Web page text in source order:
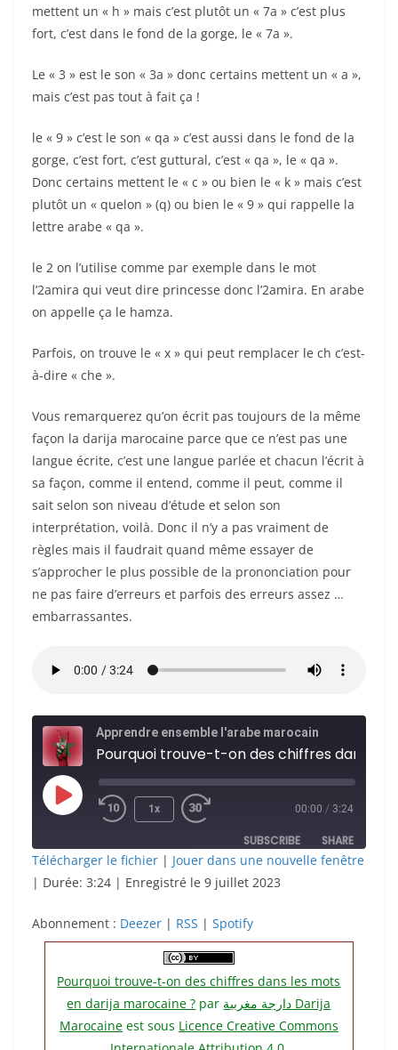
mettent un « h » mais c’est plutôt un « 7a » c’est plus
fort, c’est dans le fond de la gorge, le « 7a ».
Le « 3 » est le son « 3a » donc certains mettent un « a »,
mais c’est pas tout à fait ça !
le « 9 » c’est le son « qa » c’est aussi dans le fond de la
gorge, c’est fort, c’est guttural, c’est « qa », le « qa ».
Donc certains mettent le « c » ou bien le « k » mais c’est
plutôt un « quelon » (q) ou bien le « 9 » qui rappelle la
lettre arabe « qa ».
le 2 on l’utilise comme par exemple dans le mot
l’2amira qui veut dire princesse donc l’2amira. En arabe
on appelle ça le hamza.
Parfois, on trouve le « x » qui peut remplacer le ch c’est-
à-dire « che ».
Vous remarquerez qu’on écrit pas toujours de la même
façon la darija marocaine parce que ce n’est pas une
langue écrite, c’est une langue parlée et chacun l’écrit à
sa façon, comme il entend, comme il peut, comme il
sait selon son niveau d’étude et selon son
interprétation, voilà. Donc il n’y a pas vraiment de
règles mais il faudrait quand même essayer de
s’approcher le plus possible de la prononciation pour
ne pas faire d’erreurs et parfois des erreurs assez …
embarrassantes.
Apprendre ensemble l'arabe marocain
Play
1x 00:00 / 3:24
SUBSCRIBE SHARE
Deezer RSS
RSS FEED
SHARE
LINK
Télécharger le fichier | Jouer dans une nouvelle fenêtre
| Durée: 3:24 | Enregistré le 9 juillet 2023
Abonnement : Deezer | RSS | Spotify
Pourquoi trouve-t-on des chiffres dans les mots
en darija marocaine ? par دارجة مغربية‎ Darija
Marocaineest sous Licence Creative Commons